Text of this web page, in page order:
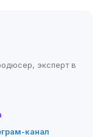
эксперт в
канал